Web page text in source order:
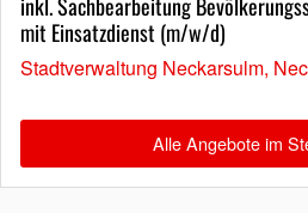
mit Einsatzdienst (m/w/d)
Stadtverwaltung Neckarsulm,
Alle Angebote im